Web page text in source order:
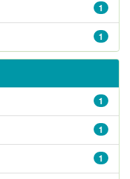
1
1
1
1
1